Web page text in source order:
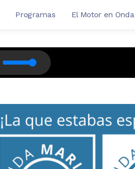
Programas El Motor en Onda